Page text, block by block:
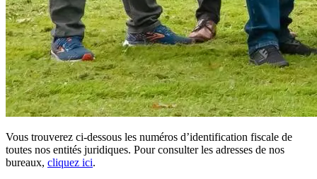
Vous trouverez ci-dessous les numéros d’identification fiscale de
toutes nos entités juridiques. Pour consulter les adresses de nos
bureaux, cliquez ici.